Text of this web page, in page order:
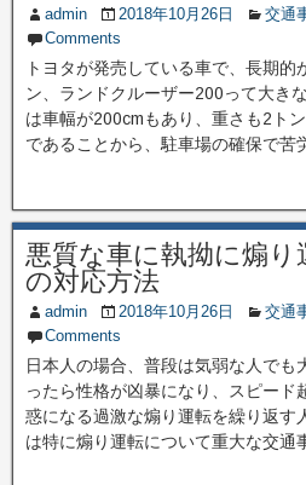
admin 2018年10月26日 交通
Comments
トヨタが発売している車で、長期的
ン、ランドクルーザー200って大き
は車幅が200cmもあり、重さも2ト
であることから、駐車場の確保で苦
悪質な車に執拗に煽
の対応方法
admin 2018年10月26日 交通
Comments
日本人の場合、普段は気弱な人でも
ったら性格が凶暴になり、スピード
惑になる過激な煽り運転を繰り返す
は特に煽り運転について重大な交通